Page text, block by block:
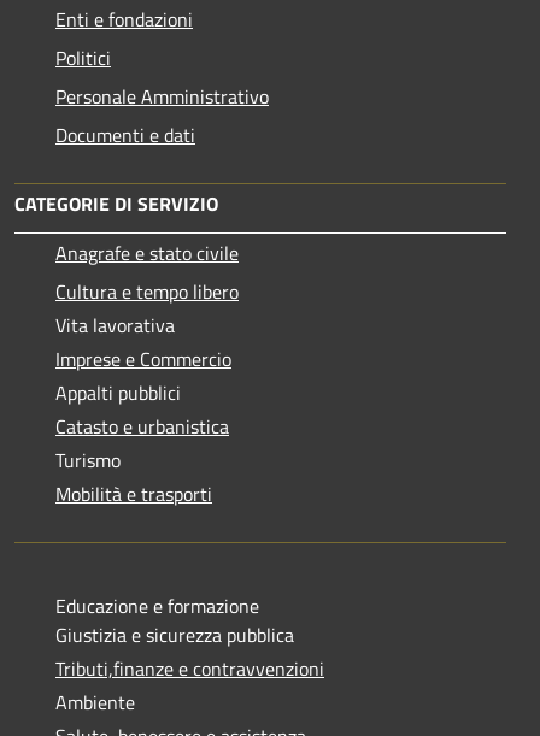
Enti e fondazioni
Politici
Personale Amministrativo
Documenti e dati
CATEGORIE DI SERVIZIO
Anagrafe e stato civile
Cultura e tempo libero
Vita lavorativa
Imprese e Commercio
Appalti pubblici
Catasto e urbanistica
Turismo
Mobilità e trasporti
Educazione e formazione
Giustizia e sicurezza pubblica
Tributi,finanze e contravvenzioni
Ambiente